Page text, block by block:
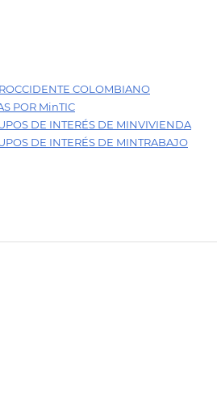
COLOMBIANO
POR MinTIC
DE INTERÉS DE MINVIVIENDA
DE INTERÉS DE MINTRABAJO